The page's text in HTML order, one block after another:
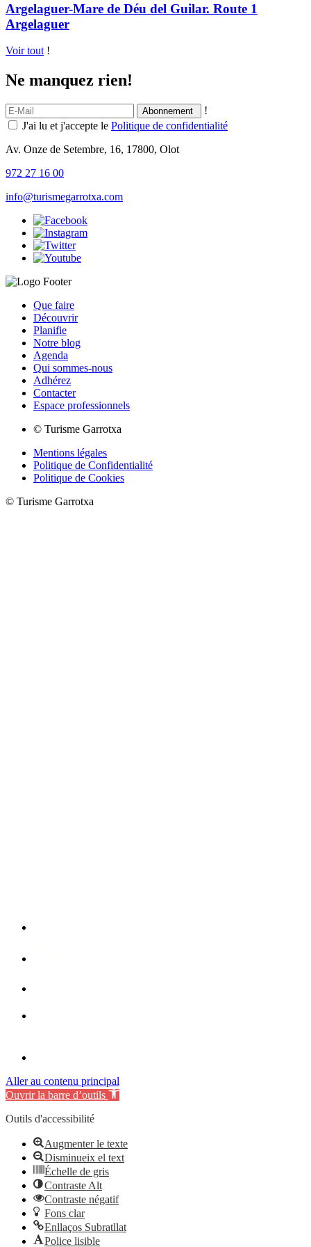
Argelaguer-Mare de Déu del Guilar. Route 1
Argelaguer
Voir tout !
Ne manquez rien!
!
J'ai lu et j'accepte le Politique de confidentialité
Av. Onze de Setembre, 16, 17800, Olot
972 27 16 00
info@turismegarrotxa.com
Que faire
Découvrir
Planifie
Notre blog
Agenda
Qui sommes-nous
Adhérez
Contacter
Espace professionnels
© Turisme Garrotxa
Mentions légales
Politique de Confidentialité
Politique de Cookies
© Turisme Garrotxa
Aller au contenu principal
Ouvrir la barre d’outils
Outils d'accessibilité
Augmenter le texte
Disminueix el text
Échelle de gris
Contraste Alt
Contraste négatif
Fons clar
Enllaços Subratllat
Police lisible